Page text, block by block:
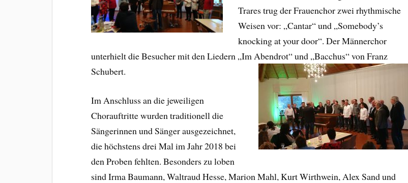
Trares trug der Frauenchor zwei rhythmische
Weisen vor: „Cantar“ und „Somebody’s
knocking at your door“. Der Männerchor
unterhielt die Besucher mit den Liedern „Im Abendrot“ und „Bacchus“ von Franz
Schubert.
Im Anschluss an die jeweiligen
Chorauftritte wurden traditionell die
Sängerinnen und Sänger ausgezeichnet,
die höchstens drei Mal im Jahr 2018 bei
den Proben fehlten. Besonders zu loben
sind Irma Baumann, Waltraud Hesse, Marion Mahl, Kurt Wirthwein, Alex Sand und